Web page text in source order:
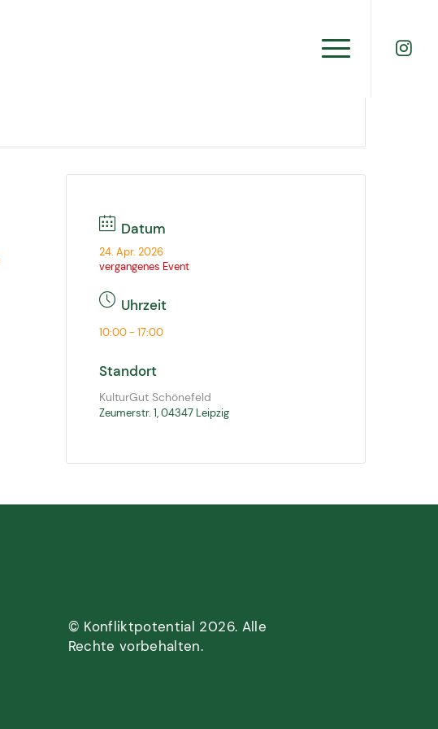
Datum
24. Apr. 2026
vergangenes Event
Uhrzeit
10:00 - 17:00
Standort
KulturGut Schönefeld
Zeumerstr. 1, 04347 Leipzig
© Konfliktpotential 2026. Alle
Rechte vorbehalten.